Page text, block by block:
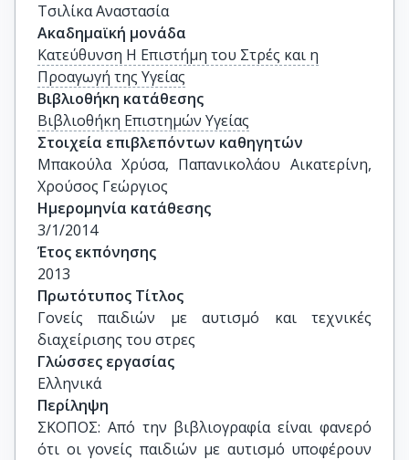
Τσιλίκα Αναστασία
Ακαδημαϊκή μονάδα
Κατεύθυνση Η Επιστήμη του Στρές και η
Προαγωγή της Υγείας
Βιβλιοθήκη κατάθεσης
Βιβλιοθήκη Επιστημών Υγείας
Στοιχεία επιβλεπόντων καθηγητών
Μπακούλα Χρύσα, Παπανικολάου Αικατερίνη,
Χρούσος Γεώργιος
Ημερομηνία κατάθεσης
3/1/2014
Έτος εκπόνησης
2013
Πρωτότυπος Τίτλος
Γονείς παιδιών με αυτισμό και τεχνικές
διαχείρισης του στρες
Γλώσσες εργασίας
Ελληνικά
Περίληψη
ΣΚΟΠΟΣ: Από την βιβλιογραφία είναι φανερό
ότι οι γονείς παιδιών με αυτισμό υποφέρουν